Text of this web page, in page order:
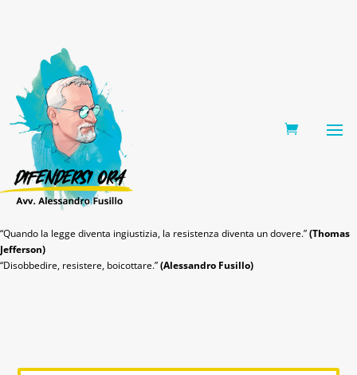
“Quando la legge diventa ingiustizia, la resistenza diventa un dovere.”(Thomas
Jefferson)
“Disobbedire, resistere, boicottare.”(Alessandro Fusillo)